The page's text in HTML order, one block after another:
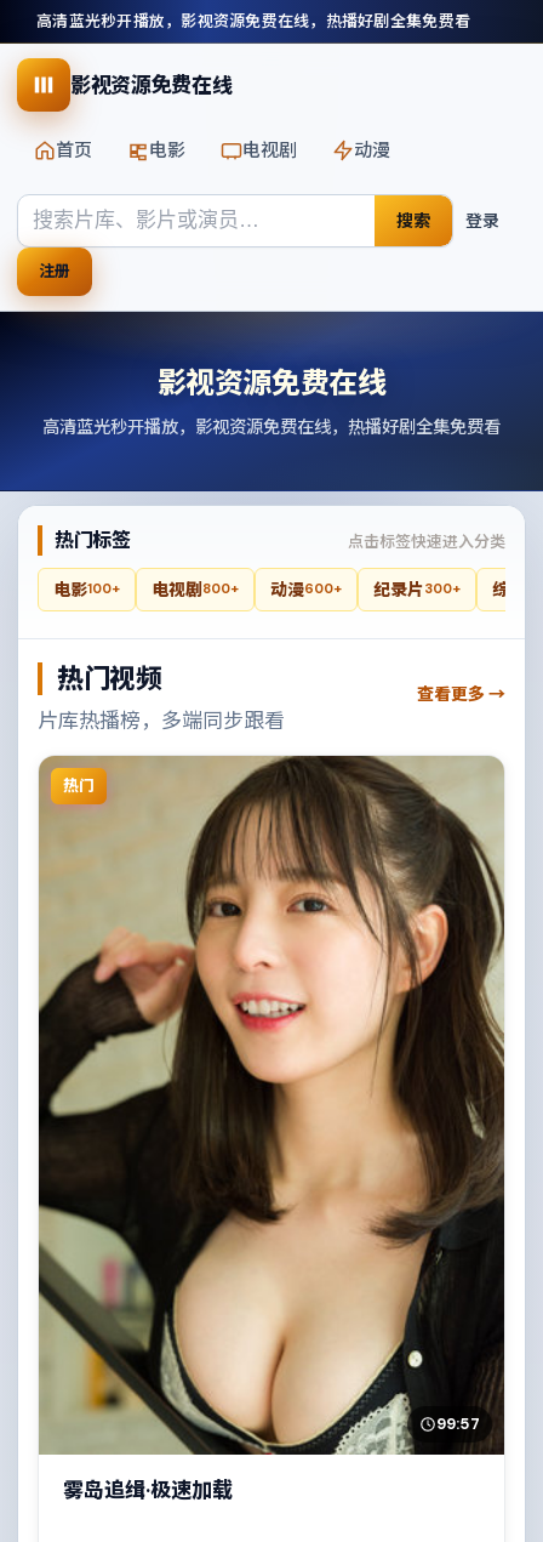
高清蓝光秒开播放，影视资源免费在线，热播好剧全集免费看
影视资源免费在线
首页 电影 电视剧 动漫
搜索 登录
注册
影视资源免费在线
高清蓝光秒开播放，影视资源免费在线，热播好剧全集免费看
热门标签 点击标签快速进入分类
电影100+ 电视剧 800+ 动漫600+ 纪录片300+ 综艺
热门视频
片库热播榜，多端同步跟看
查看更多 →
热门
99:57
雾岛追缉·极速加载